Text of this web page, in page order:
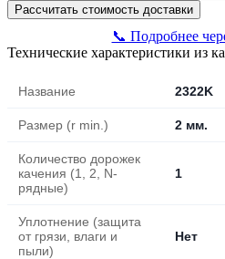
Рассчитать стоимость доставки
📞 Подробнее
Технические характеристики из
Название 2322K
Размер (r min.) 2 мм.
Количество дорожек
качения (1, 2, N-
рядные)
1
Уплотнение (защита
от грязи, влаги и
пыли)
Нет